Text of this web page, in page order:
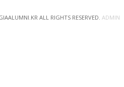
ALL RIGHTS RESERVED. ADMIN